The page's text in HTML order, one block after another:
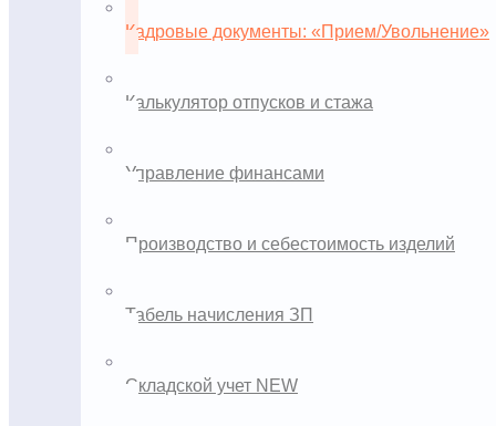
Кадровые документы: «Прием/Увольнение»
Калькулятор отпусков и стажа
Управление финансами
Производство и себестоимость изделий
Табель начисления ЗП
Складской учет NEW